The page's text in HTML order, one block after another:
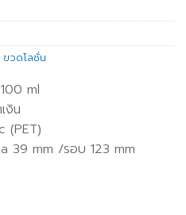
ขวดโลชั่น
ml
งิน
(PET)
39 mm /รอบ 123 mm